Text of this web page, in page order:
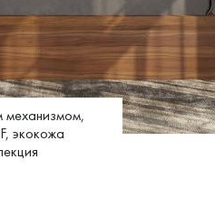
механизмом,
экокожа